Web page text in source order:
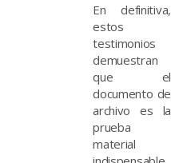
En definitiva,
estos
testimonios
demuestran
que el
documento de
archivo es la
prueba
material